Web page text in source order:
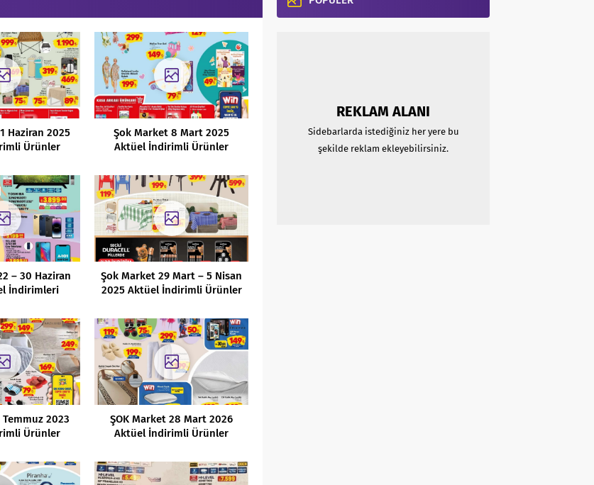
Haziran 2025
Ürünler
Şok Market 8 Mart 2025
Aktüel İndirimli Ürünler
– 30 Haziran
İndirimleri
Şok Market 29 Mart – 5 Nisan
2025 Aktüel İndirimli Ürünler
2023
Ürünler
ŞOK Market 28 Mart 2026
Aktüel İndirimli Ürünler
REKLAM ALANI
Sidebarlarda istediğiniz her yere bu
şekilde reklam ekleyebilirsiniz.